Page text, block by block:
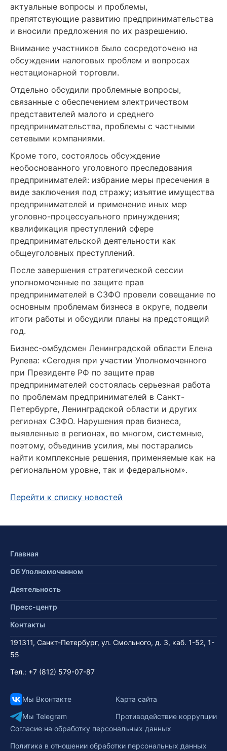
актуальные вопросы и проблемы,
препятствующие развитию предпринимательства
и вносили предложения по их разрешению.
Внимание участников было сосредоточено на
обсуждении налоговых проблем и вопросах
нестационарной торговли.
Отдельно обсудили проблемные вопросы,
связанные с обеспечением электричеством
представителей малого и среднего
предпринимательства, проблемы с частными
сетевыми компаниями.
Кроме того, состоялось обсуждение
необоснованного уголовного преследования
предпринимателей: избрание меры пресечения в
виде заключения под стражу; изъятие имущества
предпринимателей и применение иных мер
уголовно-процессуального принуждения;
квалификация преступлений сфере
предпринимательской деятельности как
общеуголовных преступлений.
После завершения стратегической сессии
уполномоченные по защите прав
предпринимателей в СЗФО провели совещание по
основным проблемам бизнеса в округе, подвели
итоги работы и обсудили планы на предстоящий
год.
Бизнес-омбудсмен Ленинградской области Елена
Рулева: «Сегодня при участии Уполномоченного
при Президенте РФ по защите прав
предпринимателей состоялась серьезная работа
по проблемам предпринимателей в Санкт-
Петербурге, Ленинградской области и других
регионах СЗФО. Нарушения прав бизнеса,
выявленные в регионах, во многом, системные,
поэтому, объединив усилия, мы постарались
найти комплексные решения, применяемые как на
региональном уровне, так и федеральном».
Перейти к списку новостей
Главная
Об Уполномоченном
Деятельность
Пресс-центр
Контакты
191311, Санкт-Петербург, ул. Смольного, д. 3, каб. 1-52, 1-
55
Тел.: +7 (812) 579-07-87
Мы Вконтакте
Мы Telegram
Карта сайта
Противодействие коррупции
Согласие на обработку персональных данных
Политика в отношении обработки персональных данных